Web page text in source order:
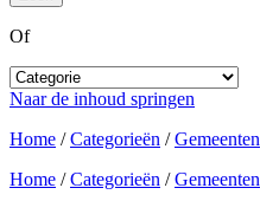
Of
Naar de inhoud springen
Home /Categorieën /Gemeenten
Home /Categorieën /Gemeenten